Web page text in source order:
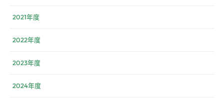
2021年度
2022年度
2023年度
2024年度